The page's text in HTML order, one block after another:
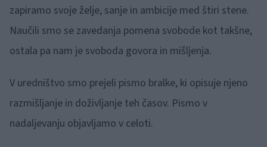
zapiramo svoje želje, sanje in ambicije med štiri stene.
Naučili smo se zavedanja pomena svobode kot takšne,
ostala pa nam je svoboda govora in mišljenja.
V uredništvo smo prejeli pismo bralke, ki opisuje njeno
razmišljanje in doživljanje teh časov. Pismo v
nadaljevanju objavljamo v celoti.